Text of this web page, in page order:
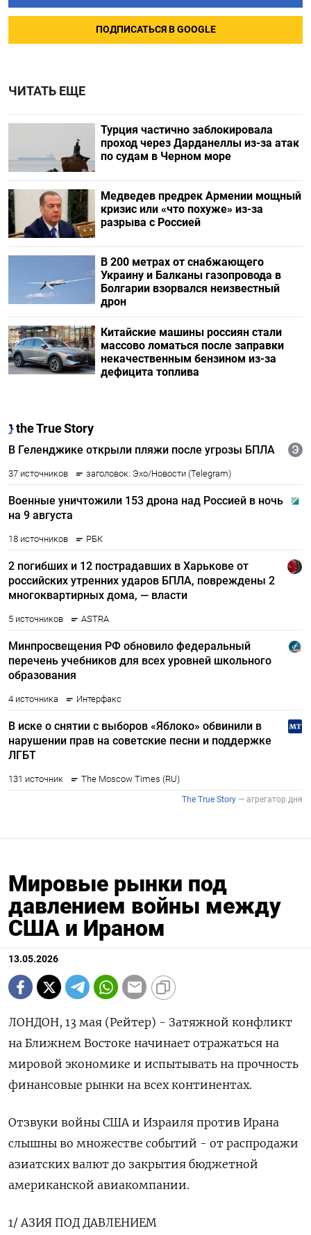
ПОДПИСАТЬСЯ В GOOGLE
ЧИТАТЬ ЕЩЕ
Турция частично заблокировала
проход через Дарданеллы из-за атак
по судам в Черном море
Медведев предрек Армении мощный
кризис или «что похуже» из-за
разрыва с Россией
В 200 метрах от снабжающего
Украину и Балканы газопровода в
Болгарии взорвался неизвестный
дрон
Китайские машины россиян стали
массово ломаться после заправки
некачественным бензином из-за
дефицита топлива
Мировые рынки под
давлением войны между
США и Ираном
13.05.2026
ЛОНДОН, 13 мая (Рейтер) - Затяжной конфликт
на Ближнем Востоке начинает отражаться на
мировой экономике и испытывать на прочность
финансовые рынки на всех континентах.
Отзвуки войны США и Израиля против Ирана
слышны во множестве событий - от распродажи
азиатских валют до закрытия бюджетной
американской авиакомпании.
1/ АЗИЯ ПОД ДАВЛЕНИЕМ